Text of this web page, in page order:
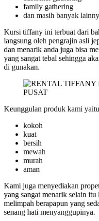
family gathering
dan masih banyak
Kursi tiffany ini terbuat dari
langsung oleh pengrajin asli
dan menarik anda juga bisa
yang sangat tebal sehingga
di gunakan.
Keunggulan produk kami
kokoh
kuat
bersih
mewah
murah
aman
Kami juga menyediakan
yang sangat menarik selain
melimpah berapapun yang
senang hati menyanggupinya.